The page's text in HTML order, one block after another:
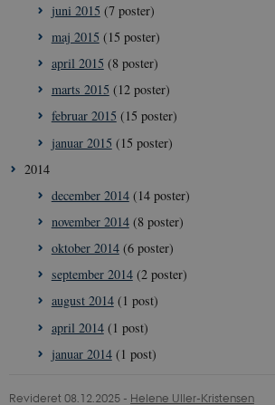
juni 2015 (7 poster)
maj 2015 (15 poster)
april 2015 (8 poster)
marts 2015 (12 poster)
februar 2015 (15 poster)
januar 2015 (15 poster)
2014
december 2014(14 poster)
november 2014(8 poster)
oktober 2014(6 poster)
september 2014(2 poster)
august 2014(1 post)
april 2014(1 post)
januar 2014(1 post)
Revideret 08.12.2025 - Helene Uller-Kristensen
_WWXhPPS6G0yKg
_cfuvid